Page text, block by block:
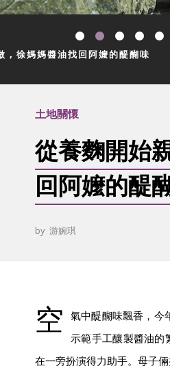
，徐媽媽醬油找回阿嬤的醍醐味
土地關懷
從養麴開始
回阿嬤的醍
by 游婉琪
空 氣中醍醐味飄香，今
示範手工釀製醬油的
在一旁扮演得力助手。母子